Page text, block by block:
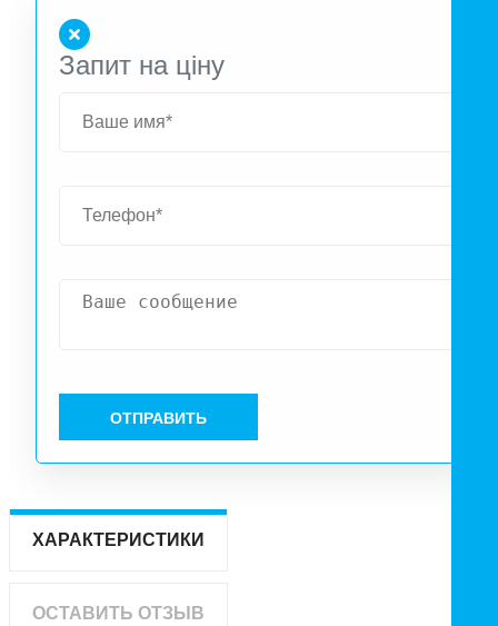
Запит на ціну
ОТПРАВИТЬ
ХАРАКТЕРИСТИКИ
ОСТАВИТЬ ОТЗЫВ